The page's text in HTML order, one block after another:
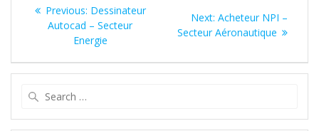
l’article
Previous: Previous
post:
Dessinateur
Autocad – Secteur
Energie
Next: Next
post:
Acheteur NPI –
Secteur Aéronautique